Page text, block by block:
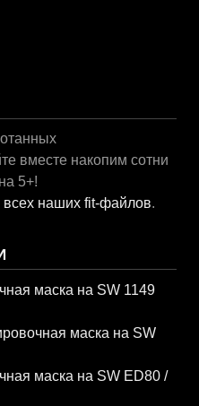
вместе накопим сотни
5+!
наших fit-файлов.
маска на SW 1149
маска на SW
маска на SW ED80 /